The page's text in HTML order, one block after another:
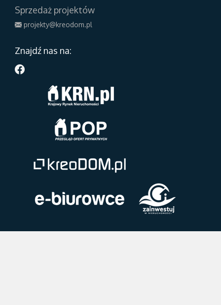
Sprzedaż projektów
projekty@kreodom.pl
Znajdź nas na: